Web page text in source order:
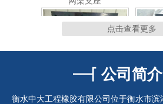
网架支座
连廊支座
点击查看更多
公司简介
衡水中大工程橡胶有限公司位于衡水市滨